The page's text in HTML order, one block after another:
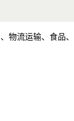
流运输、食品